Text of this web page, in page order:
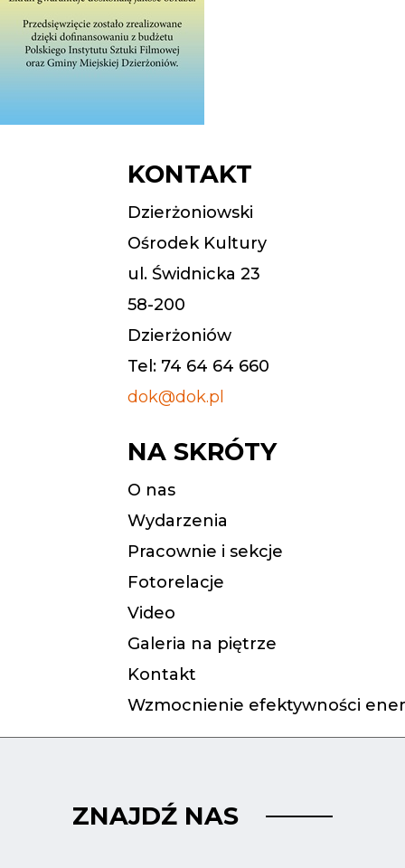
KONTAKT
Dzierżoniowski
Ośrodek Kultury
ul. Świdnicka 23
58-200
Dzierżoniów
Tel: 74 64 64 660
dok@dok.pl
NA SKRÓTY
O nas
Wydarzenia
Pracownie i sekcje
Fotorelacje
Video
Galeria na piętrze
Kontakt
Wzmocnienie efektywności
ZNAJDŹ NAS